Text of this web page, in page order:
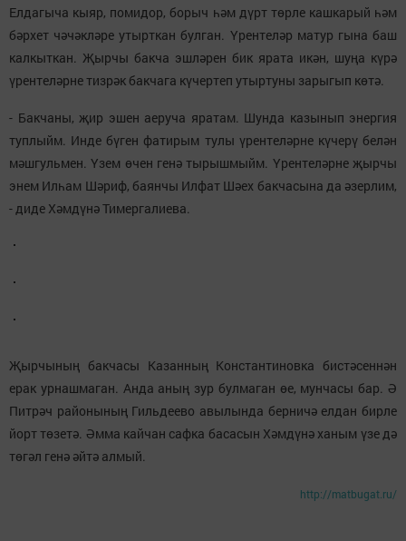
Елдагыча кыяр, помидор, борыч һәм дүрт төрле кашкарый һәм
бәрхет чәчәкләре утырткан булган. Үрентеләр матур гына баш
калкыткан. Җырчы бакча эшләрен бик ярата икән, шуңа күрә
үрентеләрне тизрәк бакчага күчертеп утыртуны зарыгып көтә.
- Бакчаны, җир эшен аеруча яратам. Шунда казынып энергия
туплыйм. Инде бүген фатирым тулы үрентеләрне күчерү белән
мәшгульмен. Үзем өчен генә тырышмыйм. Үрентеләрне җырчы
энем Илһам Шәриф, баянчы Илфат Шәех бакчасына да әзерлим,
- диде Хәмдүнә Тимергалиева.
Җырчының бакчасы Казанның Константиновка бистәсеннән
ерак урнашмаган. Анда аның зур булмаган өе, мунчасы бар. Ә
Питрәч районының Гильдеево авылында берничә елдан бирле
йорт төзетә. Әмма кайчан сафка басасын Хәмдүнә ханым үзе дә
төгәл генә әйтә алмый.
http://matbugat.ru/